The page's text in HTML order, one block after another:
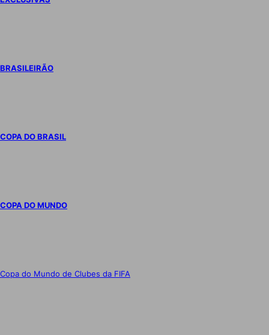
BRASILEIRÃO
COPA DO BRASIL
COPA DO MUNDO
Copa do Mundo de Clubes da FIFA